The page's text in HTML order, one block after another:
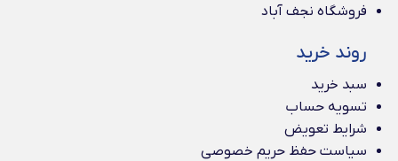
فروشگاه نجف آباد
روند خرید
سبد خرید
تسویه حساب
شرایط تعویض
سیاست حفظ حریم خصوصی